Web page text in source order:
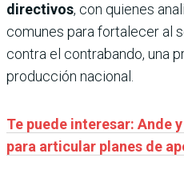
directivos, con quienes
comunes para fortalecer al
contra el contrabando, una
producción nacional.
Te puede interesar: Ande
para articular planes de